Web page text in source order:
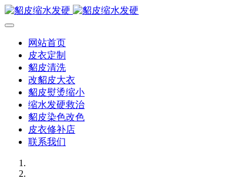
网站首页
皮衣定制
貂皮清洗
改貂皮大衣
貂皮熨烫缩小
缩水发硬救治
貂皮染色改色
皮衣修补店
联系我们